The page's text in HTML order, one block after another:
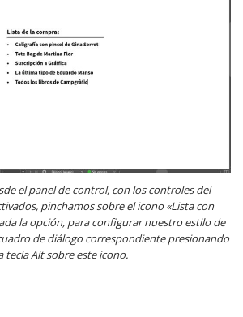
el panel de control, con los controles del
pinchamos sobre el icono «Lista con
la opción, para configurar nuestro estilo de
de diálogo correspondiente presionando
tecla Alt sobre este icono.